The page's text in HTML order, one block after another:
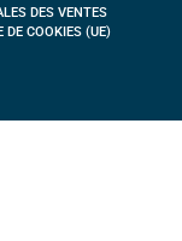
DES VENTES
DE COOKIES (UE)